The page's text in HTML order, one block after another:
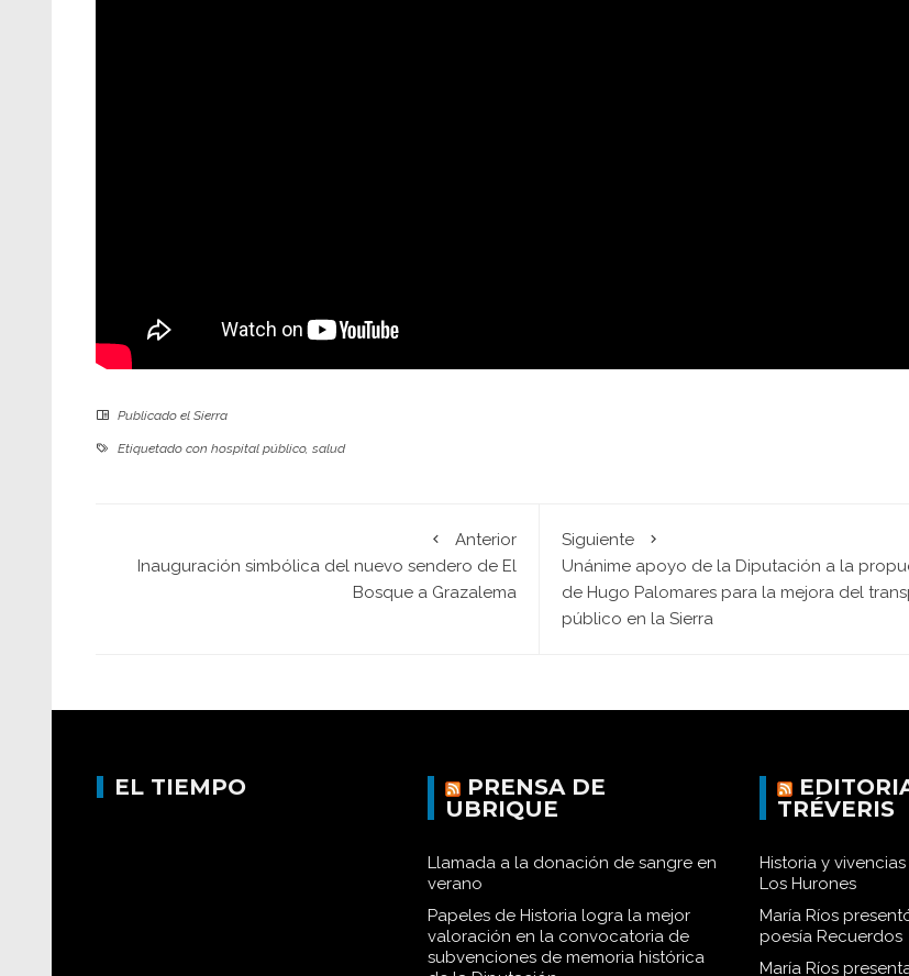
Publicado el Sierra
Etiquetado con hospital público, salud
Anterior
Inauguración simbólica del nuevo sendero de El
Bosque a Grazalema
Siguiente
Unánime apoyo de la Diputación a la
de Hugo Palomares para la mejora del
público en la Sierra
EL TIEMPO
PRENSA DE
UBRIQUE
Llamada a la donación de sangre en
verano
Papeles de Historia logra la mejor
valoración en la convocatoria de
subvenciones de memoria histórica
TRÉVERIS
Historia y
Los Hurones
María Ríos
poesía Recuerdos
María Ríos